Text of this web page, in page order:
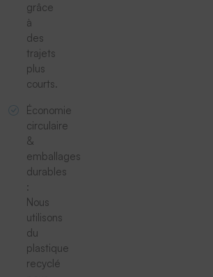
grâce
à
des
trajets
plus
courts.
Économie
circulaire
&
emballages
durables
:
Nous
utilisons
du
plastique
recyclé